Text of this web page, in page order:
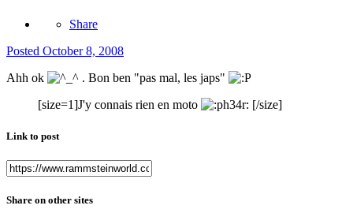
Share
Posted October 8, 2008
Ahh ok
. Bon ben "pas mal, les japs"
[size=1]J'y connais rien en moto
[/size]
Link to post
Share on other sites